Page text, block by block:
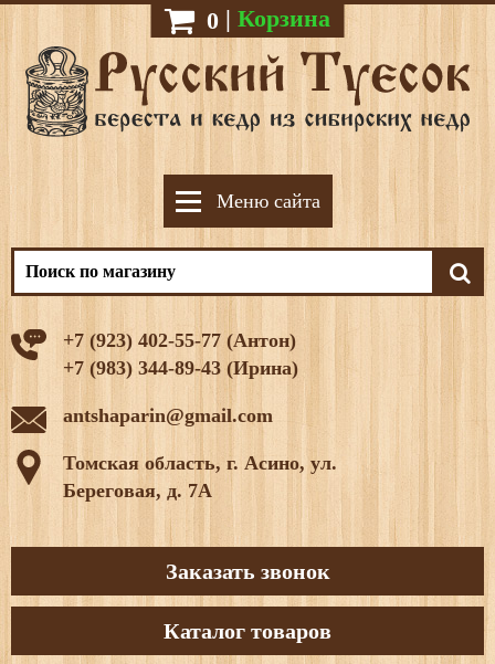
0 | Корзина
Меню сайта
+7 (923) 402-55-77 (Антон)
+7 (983) 344-89-43 (Ирина)
antshaparin@gmail.com
Томская область, г. Асино, ул.
Береговая, д. 7А
Заказать звонок
Каталог товаров